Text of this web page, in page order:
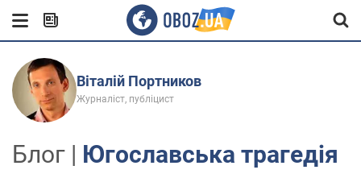
Віталій Портников
Журналіст, публіцист
Блог | Югославська трагедія